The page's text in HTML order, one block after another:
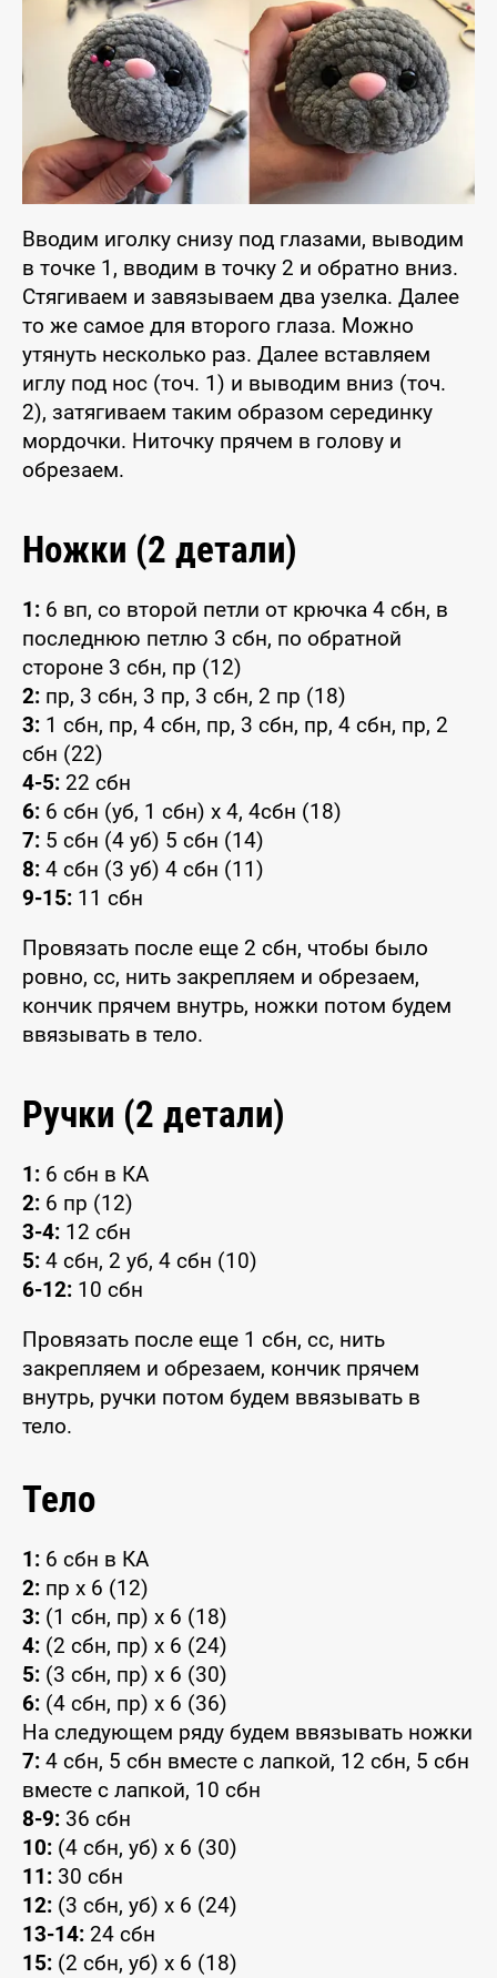
Вводим иголку снизу под глазами, выводим
в точке 1, вводим в точку 2 и обратно вниз.
Стягиваем и завязываем два узелка. Далее
то же самое для второго глаза. Можно
утянуть несколько раз. Далее вставляем
иглу под нос (точ. 1) и выводим вниз (точ.
2), затягиваем таким образом серединку
мордочки. Ниточку прячем в голову и
обрезаем.
Ножки (2 детали)
1: 6 вп, со второй петли от крючка 4 сбн, в
последнюю петлю 3 сбн, по обратной
стороне 3 сбн, пр (12)
2: пр, 3 сбн, 3 пр, 3 сбн, 2 пр (18)
3: 1 сбн, пр, 4 сбн, пр, 3 сбн, пр, 4 сбн, пр, 2
сбн (22)
4-5: 22 сбн
6: 6 сбн (уб, 1 сбн) x 4, 4сбн (18)
7: 5 сбн (4 уб) 5 сбн (14)
8: 4 сбн (3 уб) 4 сбн (11)
9-15: 11 сбн
Провязать после еще 2 сбн, чтобы было
ровно, сс, нить закрепляем и обрезаем,
кончик прячем внутрь, ножки потом будем
ввязывать в тело.
Ручки (2 детали)
1: 6 сбн в КА
2: 6 пр (12)
3-4: 12 сбн
5: 4 сбн, 2 уб, 4 сбн (10)
6-12: 10 сбн
Провязать после еще 1 сбн, сс, нить
закрепляем и обрезаем, кончик прячем
внутрь, ручки потом будем ввязывать в
тело.
Тело
1: 6 сбн в КА
2: пр x 6 (12)
3: (1 сбн, пр) x 6 (18)
4: (2 сбн, пр) x 6 (24)
5: (3 сбн, пр) x 6 (30)
6: (4 сбн, пр) x 6 (36)
На следующем ряду будем ввязывать ножки
7: 4 сбн, 5 сбн вместе с лапкой, 12 сбн, 5 сбн
вместе с лапкой, 10 сбн
8-9: 36 сбн
10: (4 сбн, уб) x 6 (30)
11: 30 сбн
12: (3 сбн, уб) x 6 (24)
13-14: 24 сбн
15: (2 сбн, уб) x 6 (18)